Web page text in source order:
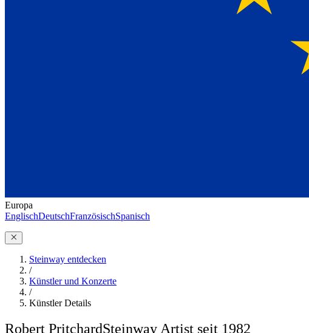
Europa
EnglischDeutschFranzösischSpanisch
Steinway entdecken
/
Künstler und Konzerte
/
Künstler Details
Robert PritchardSteinway Artist seit 1982